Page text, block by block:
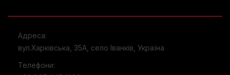
Адреса:
вул.Харківська, 35А, село Іванків, Україна
Телефони: